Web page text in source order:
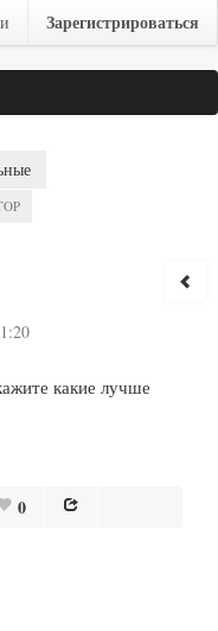
Зарегистрироваться
какие лучше
0